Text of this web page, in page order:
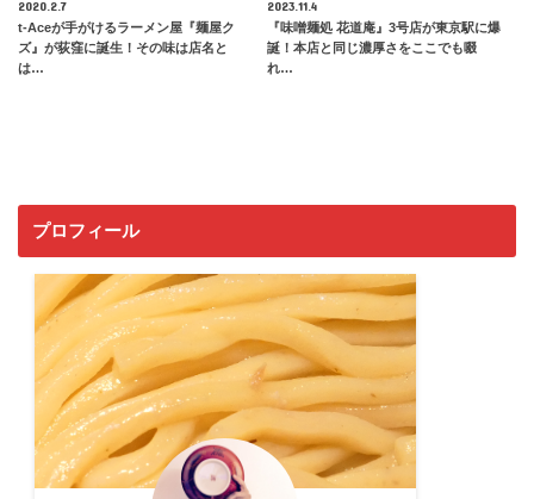
2020.2.7
t-Aceが手がけるラーメン屋『麺屋ク
ズ』が荻窪に誕生！その味は店名と
は…
2023.11.4
『味噌麺処 花道庵』3号店が東京駅に爆
誕！本店と同じ濃厚さをここでも啜
れ…
プロフィール